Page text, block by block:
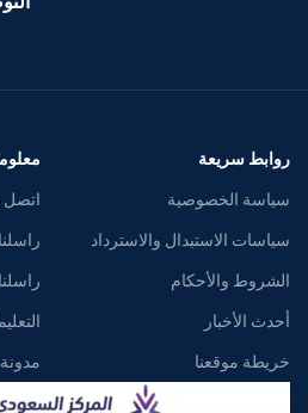
روابط سريعة
سياسة الخصوصية
سياسات الاستبدال والاسترداد
الشروط والأحكام
أحدث الأخبار
خريطة موقعنا
اتصل
مدونة